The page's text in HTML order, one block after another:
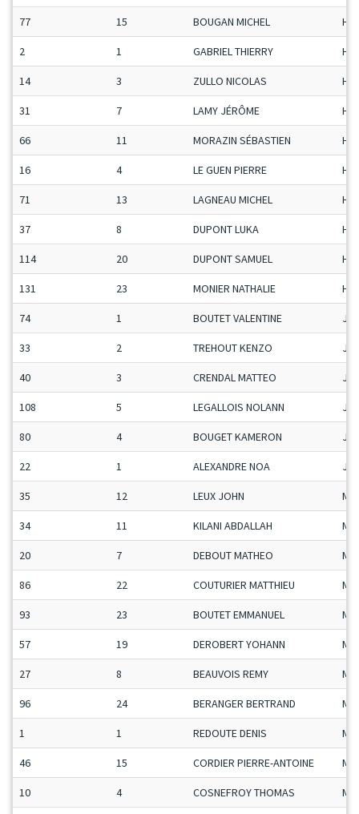
77 15 BOUGAN MICHEL H-C
2 1 GABRIEL THIERRY H-C
14 3 ZULLO NICOLAS H-C
31 7 LAMY JÉRÔME H-C
66 11 MORAZIN SÉBASTIEN H-C
16 4 LE GUEN PIERRE H-C
71 13 LAGNEAU MICHEL H-C
37 8 DUPONT LUKA H-C
114 20 DUPONT SAMUEL H-C
131 23 MONIER NATHALIE H-C
74 1 BOUTET VALENTINE Ju-
33 2 TREHOUT KENZO Ju-
40 3 CRENDAL MATTEO Ju-
108 5 LEGALLOIS NOLANN Ju-
80 4 BOUGET KAMERON Ju-
22 1 ALEXANDRE NOA Ju-
35 12 LEUX JOHN
34 11 KILANI ABDALLAH
20 7 DEBOUT MATHEO
86 22 COUTURIER MATTHIEU
93 23 BOUTET EMMANUEL
57 19 DEROBERT YOHANN
27 8 BEAUVOIS REMY
96 24 BERANGER BERTRAND
1 1 REDOUTE DENIS
46 15 CORDIER PIERRE-ANTOINE
10 4 COSNEFROY THOMAS